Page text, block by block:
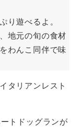
り遊べるよ。
地元の旬の食材
わんこ同伴で味
タリアンレスト
トドッグランが